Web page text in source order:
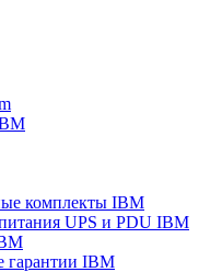
комплекты IBM
UPS и PDU IBM
гарантии IBM